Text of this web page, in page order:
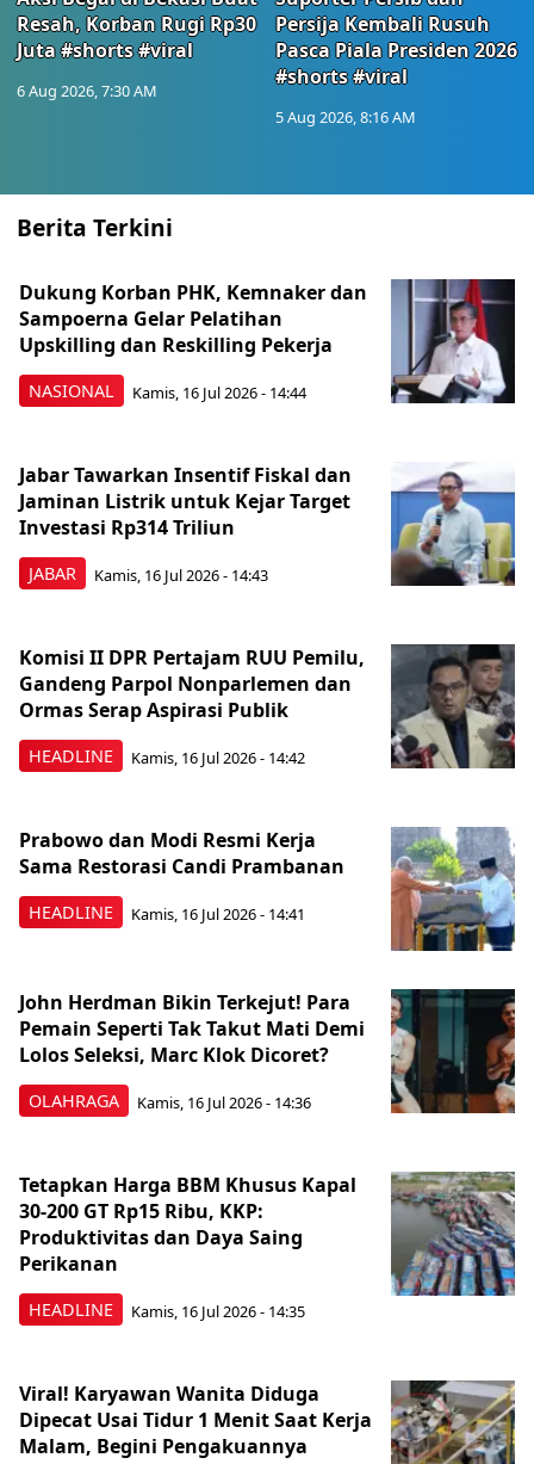
Resah, Korban Rugi Rp30
Juta #shorts #viral
6 Aug 2026, 7:30 AM
Persija Kembali Rusuh
Pasca Piala Presiden 2026
#shorts #viral
5 Aug 2026, 8:16 AM
Berita Terkini
NASIONAL
Dukung Korban PHK, Kemnaker dan
Sampoerna Gelar Pelatihan
Upskilling dan Reskilling Pekerja
Kamis, 16 Jul 2026 - 14:44
JABAR
Jabar Tawarkan Insentif Fiskal dan
Jaminan Listrik untuk Kejar Target
Investasi Rp314 Triliun
Kamis, 16 Jul 2026 - 14:43
HEADLINE
Komisi II DPR Pertajam RUU Pemilu,
Gandeng Parpol Nonparlemen dan
Ormas Serap Aspirasi Publik
Kamis, 16 Jul 2026 - 14:42
HEADLINE
Prabowo dan Modi Resmi Kerja
Sama Restorasi Candi Prambanan
Kamis, 16 Jul 2026 - 14:41
OLAHRAGA
John Herdman Bikin Terkejut! Para
Pemain Seperti Tak Takut Mati Demi
Lolos Seleksi, Marc Klok Dicoret?
Kamis, 16 Jul 2026 - 14:36
HEADLINE
Tetapkan Harga BBM Khusus Kapal
30-200 GT Rp15 Ribu, KKP:
Produktivitas dan Daya Saing
Perikanan
Kamis, 16 Jul 2026 - 14:35
Viral! Karyawan Wanita Diduga
Dipecat Usai Tidur 1 Menit Saat Kerja
Malam, Begini Pengakuannya